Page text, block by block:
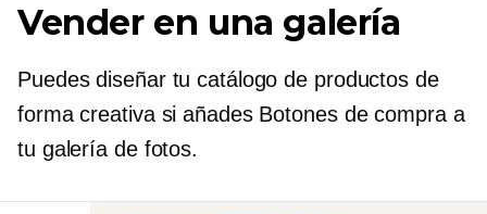
Vender en una galería
Puedes diseñar tu catálogo de productos de
forma creativa si añades Botones de compra a
tu galería de fotos.